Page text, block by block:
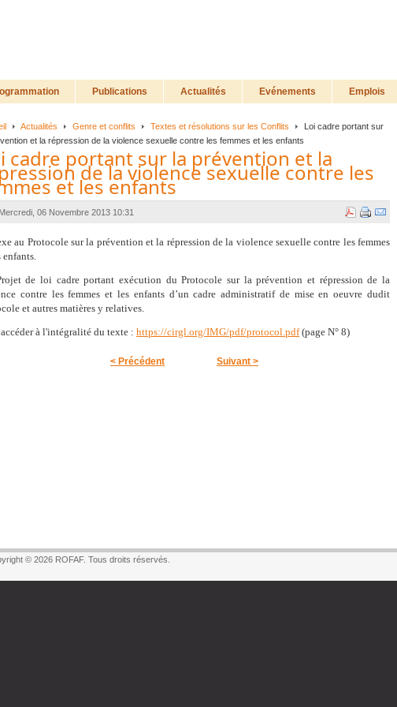
Publications Actualités Evénements Emplois
Actualités Genre et conflits Textes et résolutions sur les Conflits
Loi cadre portant sur
et la répression de la violence sexuelle contre les femmes et les enfants
cadre portant sur la prévention et la
de la violence sexuelle contre les
et les enfants
06 Novembre 2013 10:31
au Protocole sur la prévention et la répression de la violence sexuelle contre les femmes
enfants.
de loi cadre portant exécution du Protocole sur la prévention et répression de la
contre les femmes et les enfants d’un cadre administratif de mise en oeuvre dudit
et autres matières y relatives.
à l'intégralité du texte : https://cirgl.org/IMG/pdf/protocol.pdf(page N° 8)
< Précédent Suivant >
© 2026 ROFAF. Tous droits réservés.